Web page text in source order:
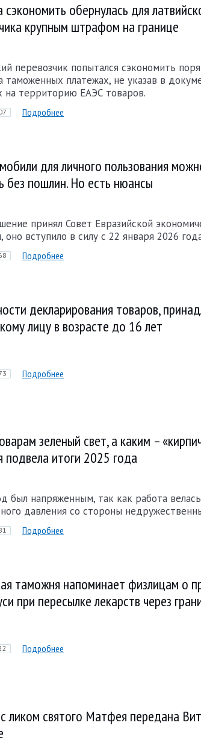
обернулась для
крупным штрафом на границе
перевозчик попытался сэкономить
таможенных платежах, не указав в
на территорию ЕАЭС товаров.
Подробнее
для личного пользования
без пошлин. Но есть нюансы
принял Совет Евразийской
оно вступило в силу с 22 января 2026
Подробнее
декларирования товаров,
лицу в возрасте до 16 лет
Подробнее
зеленый свет, а каким –
подвела итоги 2025 года
был напряженным, так как работа
давления со стороны
Подробнее
таможня напоминает физлицам о
при пересылке лекарств через
Подробнее
ликом святого Матфея передана